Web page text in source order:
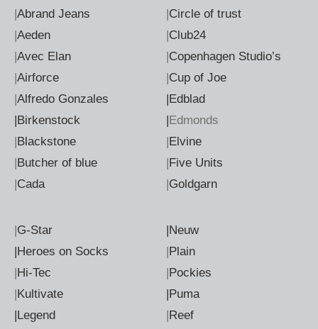
|Abrand Jeans
|Aeden
|Avec Elan
|Airforce
|Alfredo Gonzales
|Birkenstock
|Blackstone
|Butcher of blue
|Cada
|Circle of trust
|Club24
|Copenhagen Studio’s
|Cup of Joe
|Edblad
|Edmonds
|Elvine
|Five Units
|Goldgarn
|G-Star
|Heroes on Socks
|Hi-Tec
|Kultivate
|Legend
|Neuw
|Plain
|Pockies
|Puma
|Reef